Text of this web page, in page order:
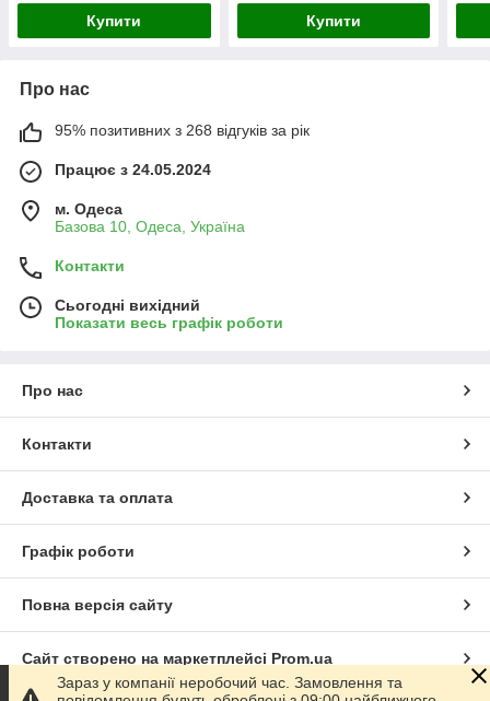
Купити Купити
Про нас
95% позитивних з 268 відгуків за рік
Працює з 24.05.2024
м. Одеса
Базова 10, Одеса, Україна
Контакти
Сьогодні вихідний
Показати весь графік роботи
Про нас
Контакти
Доставка та оплата
Графік роботи
Повна версія сайту
Сайт створено на маркетплейсі Prom.ua
Зараз у компанії неробочий час. Замовлення та